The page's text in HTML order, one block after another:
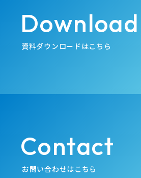
Download
資料ダウンロードはこちら
Contact
お問い合わせはこちら